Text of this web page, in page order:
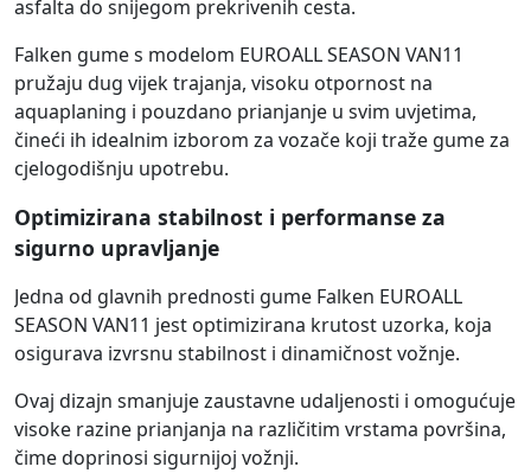
asfalta do snijegom prekrivenih cesta.
Falken gume s modelom EUROALL SEASON VAN11
pružaju dug vijek trajanja, visoku otpornost na
aquaplaning i pouzdano prianjanje u svim uvjetima,
čineći ih idealnim izborom za vozače koji traže gume za
cjelogodišnju upotrebu.
Optimizirana stabilnost i performanse za
sigurno upravljanje
Jedna od glavnih prednosti gume Falken EUROALL
SEASON VAN11 jest optimizirana krutost uzorka, koja
osigurava izvrsnu stabilnost i dinamičnost vožnje.
Ovaj dizajn smanjuje zaustavne udaljenosti i omogućuje
visoke razine prianjanja na različitim vrstama površina,
čime doprinosi sigurnijoj vožnji.